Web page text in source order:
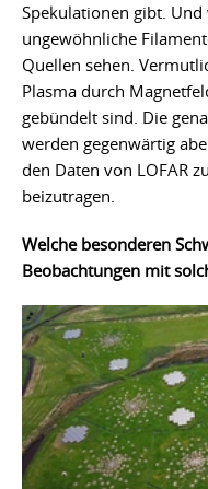
Spekulationen gibt.
ungewöhnliche
Quellen sehen.
Plasma durch
gebündelt sind. Die
werden gegenwärtig
den Daten von LOFAR
beizutragen.
Welche besonderen
Beobachtungen mit